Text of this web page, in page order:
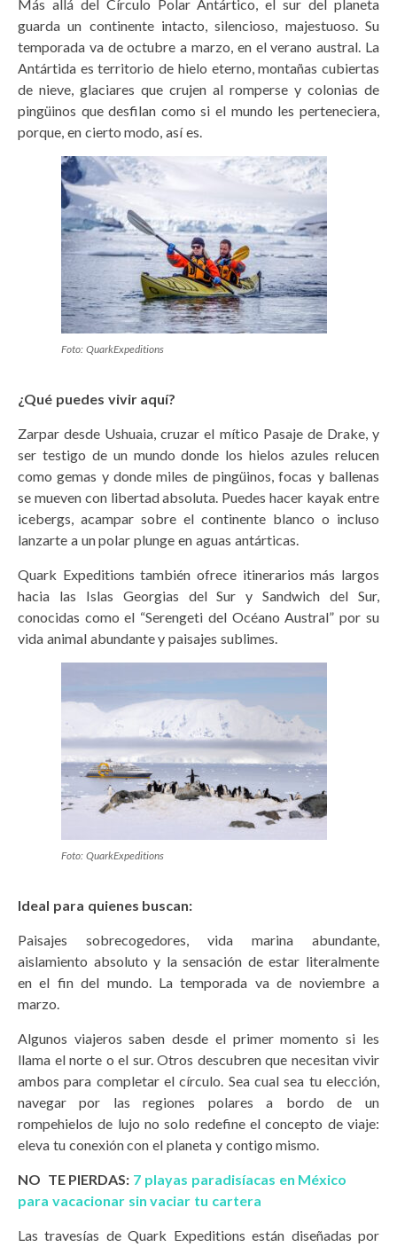
Más allá del Círculo Polar Antártico, el sur del planeta
guarda un continente intacto, silencioso, majestuoso. Su
temporada va de octubre a marzo, en el verano austral. La
Antártida es territorio de hielo eterno, montañas cubiertas
de nieve, glaciares que crujen al romperse y colonias de
pingüinos que desfilan como si el mundo les perteneciera,
porque, en cierto modo, así es.
Foto: QuarkExpeditions
¿Qué puedes vivir aquí?
Zarpar desde Ushuaia, cruzar el mítico Pasaje de Drake, y
ser testigo de un mundo donde los hielos azules relucen
como gemas y donde miles de pingüinos, focas y ballenas
se mueven con libertad absoluta. Puedes hacer kayak entre
icebergs, acampar sobre el continente blanco o incluso
lanzarte a un polar plunge en aguas antárticas.
Quark Expeditions también ofrece itinerarios más largos
hacia las Islas Georgias del Sur y Sandwich del Sur,
conocidas como el “Serengeti del Océano Austral” por su
vida animal abundante y paisajes sublimes.
Foto: QuarkExpeditions
Ideal para quienes buscan:
Paisajes sobrecogedores, vida marina abundante,
aislamiento absoluto y la sensación de estar literalmente
en el fin del mundo. La temporada va de noviembre a
marzo.
Algunos viajeros saben desde el primer momento si les
llama el norte o el sur. Otros descubren que necesitan vivir
ambos para completar el círculo. Sea cual sea tu elección,
navegar por las regiones polares a bordo de un
rompehielos de lujo no solo redefine el concepto de viaje:
eleva tu conexión con el planeta y contigo mismo.
NO TE PIERDAS: 7 playas paradisíacas en México
para vacacionar sin vaciar tu cartera
Las travesías de Quark Expeditions están diseñadas por